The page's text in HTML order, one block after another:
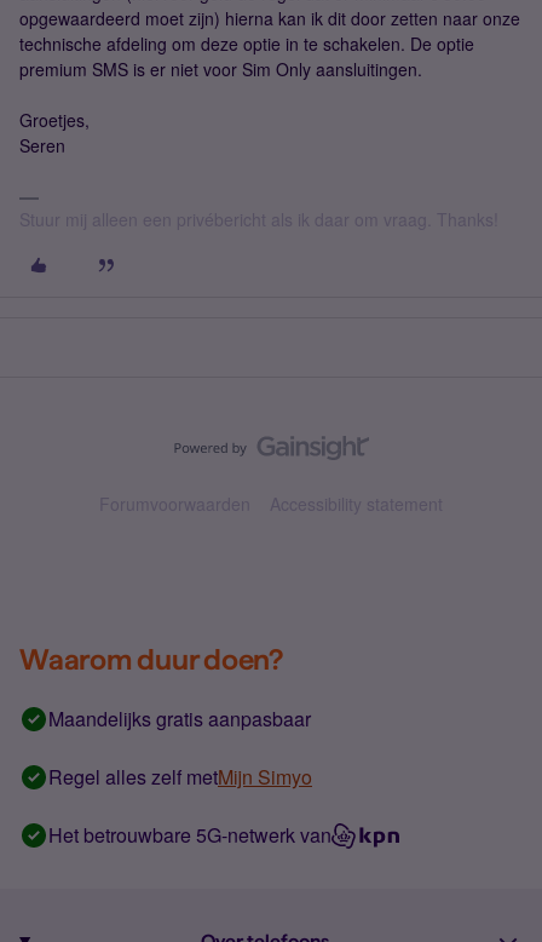
opgewaardeerd moet zijn) hierna kan ik dit door zetten naar onze
technische afdeling om deze optie in te schakelen. De optie
premium SMS is er niet voor Sim Only aansluitingen.
Groetjes,
Seren
Stuur mij alleen een privébericht als ik daar om vraag. Thanks!
Forumvoorwaarden Accessibility statement
Waarom duur doen?
Maandelijks gratis aanpasbaar
Regel alles zelf metMijn Simyo
Het betrouwbare 5G-netwerk van